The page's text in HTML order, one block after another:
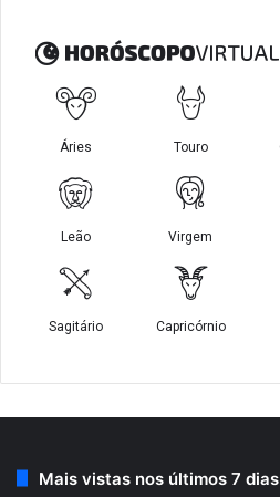
Mais vistas nos últimos 7 dias